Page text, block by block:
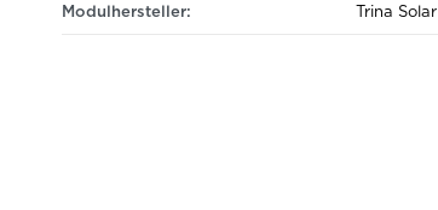
Modulhersteller: Trina Solar